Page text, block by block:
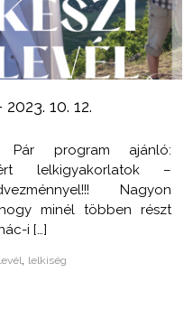
10. 12.
Pár program ajánló:
lelkigyakorlatok –
Nagyon
minél többen részt
i […]
lelkiség